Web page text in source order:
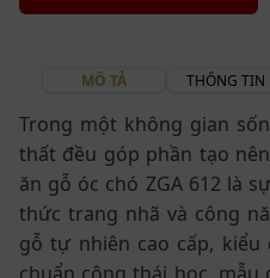
MÔ TẢ THÔNG TIN
Trong một không gian
thất đều góp phần tạo
ăn gỗ óc chó ZGA 612 là
thức trang nhã và công
gỗ tự nhiên cao cấp,